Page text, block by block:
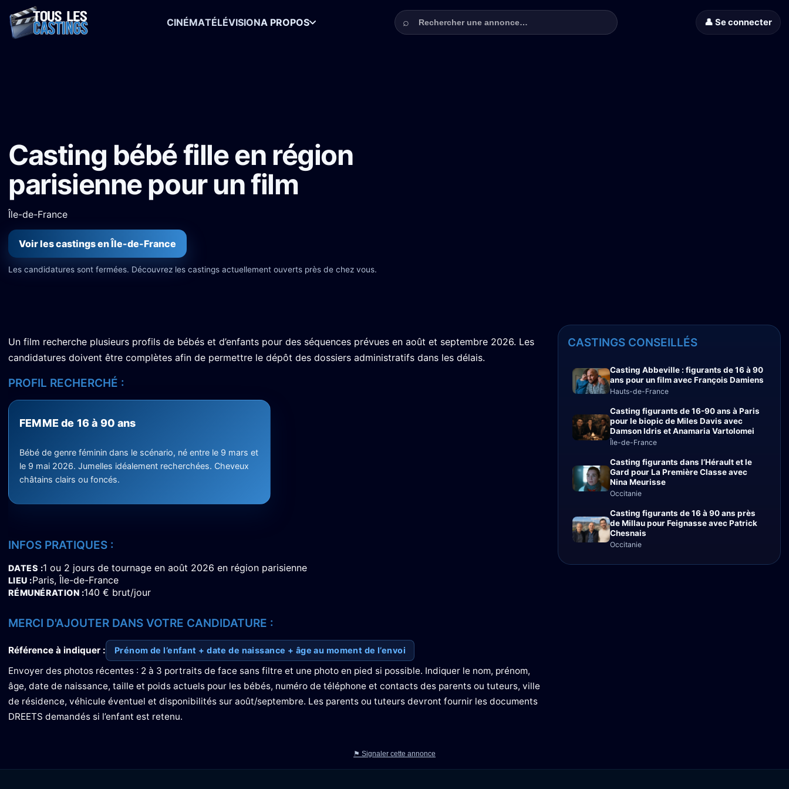
CINÉMATÉLÉVISIONA PROPOS Rechercher une annonce
⌕ 👤 Se connecter
Casting bébé fille en région
parisienne pour un film
Île-de-France
Voir les castings en Île-de-France
Les candidatures sont fermées. Découvrez les castings actuellement ouverts près de chez vous.
Un film recherche plusieurs profils de bébés et d’enfants pour des séquences prévues en août et septembre 2026. Les
candidatures doivent être complètes afin de permettre le dépôt des dossiers administratifs dans les délais.
PROFIL RECHERCHÉ :
FEMME de 16 à 90 ans
Bébé de genre féminin dans le scénario, né entre le 9 mars et
le 9 mai 2026. Jumelles idéalement recherchées. Cheveux
châtains clairs ou foncés.
INFOS PRATIQUES :
DATES 1 ou 2 jours de tournage en août 2026 en région parisienne
LIEU Paris, Île-de-France
RÉMUNÉRATION 140 € brut/jour
MERCI D'AJOUTER DANS VOTRE CANDIDATURE :
Référence à indiquer : Prénom de l’enfant + date de naissance + âge au moment de l’envoi
Envoyer des photos récentes : 2 à 3 portraits de face sans filtre et une photo en pied si possible. Indiquer le nom, prénom,
âge, date de naissance, taille et poids actuels pour les bébés, numéro de téléphone et contacts des parents ou tuteurs, ville
de résidence, véhicule éventuel et disponibilités sur août/septembre. Les parents ou tuteurs devront fournir les documents
DREETS demandés si l’enfant est retenu.
CASTINGS CONSEILLÉS
Casting Abbeville : figurants de 16 à 90
ans pour un film avec François Damiens
Hauts-de-France
Casting figurants de 16-90 ans à Paris
pour le biopic de Miles Davis avec
Damson Idris et Anamaria Vartolomei
Île-de-France
Casting figurants dans l’Hérault et le
Gard pour La Première Classe avec
Nina Meurisse
Occitanie
Casting figurants de 16 à 90 ans près
de Millau pour Feignasse avec Patrick
Chesnais
Occitanie
⚑ Signaler cette annonce